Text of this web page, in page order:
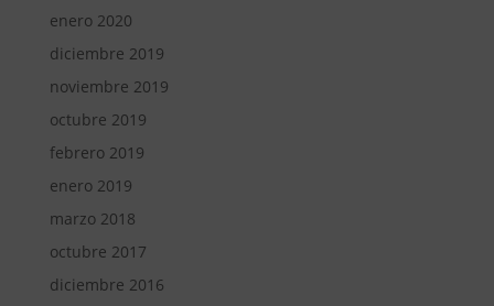
enero 2020
diciembre 2019
noviembre 2019
octubre 2019
febrero 2019
enero 2019
marzo 2018
octubre 2017
diciembre 2016